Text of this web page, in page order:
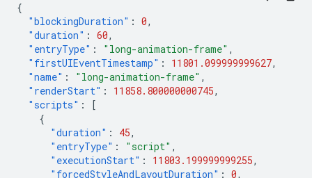
{
"blockingDuration" : 0,
"duration" : 60,
"entryType" : "long-animation-frame" ,
"firstUIEventTimestamp" : 11801.099999999627,
"name" : "long-animation-frame" ,
"renderStart" : 11858.800000000745,
"scripts" :
[
{
"duration" : 45,
"entryType" : "script" ,
"executionStart" : 11803.199999999255,
"forcedStyleAndLayoutDuration" : 0,